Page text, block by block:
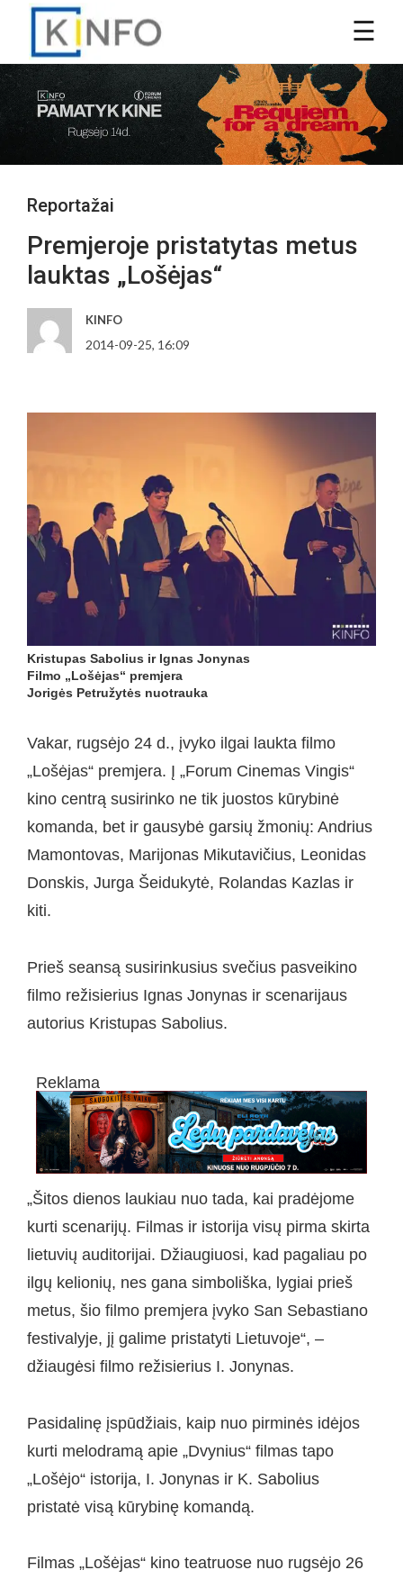
Reportažai
Premjeroje pristatytas metus
lauktas „Lošėjas“
KINFO
2014-09-25, 16:09
Kristupas Sabolius ir Ignas Jonynas
Filmo „Lošėjas“ premjera
Jorigės Petružytės nuotrauka
Vakar, rugsėjo 24 d., įvyko ilgai laukta filmo
„Lošėjas“ premjera. Į „Forum Cinemas Vingis“
kino centrą susirinko ne tik juostos kūrybinė
komanda, bet ir gausybė garsių žmonių: Andrius
Mamontovas, Marijonas Mikutavičius, Leonidas
Donskis, Jurga Šeidukytė, Rolandas Kazlas ir
kiti.
Prieš seansą susirinkusius svečius pasveikino
filmo režisierius Ignas Jonynas ir scenarijaus
autorius Kristupas Sabolius.
Reklama
„Šitos dienos laukiau nuo tada, kai pradėjome
kurti scenarijų. Filmas ir istorija visų pirma skirta
lietuvių auditorijai. Džiaugiuosi, kad pagaliau po
ilgų kelionių, nes gana simboliška, lygiai prieš
metus, šio filmo premjera įvyko San Sebastiano
festivalyje, jį galime pristatyti Lietuvoje“, –
džiaugėsi filmo režisierius I. Jonynas.
Pasidalinę įspūdžiais, kaip nuo pirminės idėjos
kurti melodramą apie „Dvynius“ filmas tapo
„Lošėjo“ istorija, I. Jonynas ir K. Sabolius
pristatė visą kūrybinę komandą.
Filmas „Lošėjas“ kino teatruose nuo rugsėjo 26